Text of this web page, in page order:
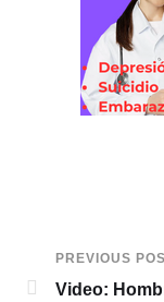
PREVIOUS
Video: